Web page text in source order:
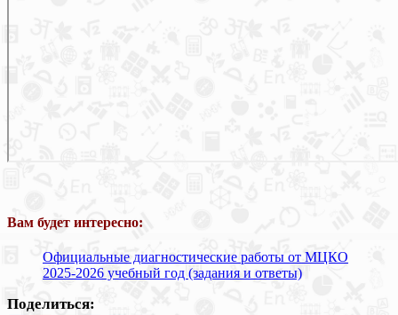
Вам будет интересно:
Официальные диагностические работы от МЦКО
2025-2026 учебный год (задания и ответы)
Поделиться: